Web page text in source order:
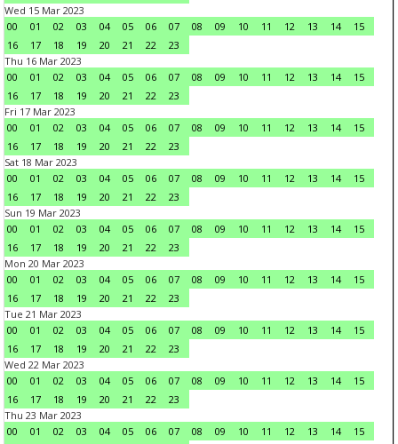
Wed 15 Mar 2023
00
01 02 03 04 05 06 07 08 09 10 11 12 13 14
15
16
17 18 19 20 21 22
23
Thu 16 Mar 2023
00
01 02 03 04 05 06 07 08 09 10 11 12 13 14
15
16
17 18 19 20 21 22
23
Fri 17 Mar 2023
00
01 02 03 04 05 06 07 08 09 10 11 12 13 14
15
16
17 18 19 20 21 22
23
Sat 18 Mar 2023
00
01 02 03 04 05 06 07 08 09 10 11 12 13 14
15
16
17 18 19 20 21 22
23
Sun 19 Mar 2023
00
01 02 03 04 05 06 07 08 09 10 11 12 13 14
15
16
17 18 19 20 21 22
23
Mon 20 Mar 2023
00
01 02 03 04 05 06 07 08 09 10 11 12 13 14
15
16
17 18 19 20 21 22
23
Tue 21 Mar 2023
00
01 02 03 04 05 06 07 08 09 10 11 12 13 14
15
16
17 18 19 20 21 22
23
Wed 22 Mar 2023
00
01 02 03 04 05 06 07 08 09 10 11 12 13 14
15
16
17 18 19 20 21 22
23
Thu 23 Mar 2023
00
01 02 03 04 05 06 07 08 09 10 11 12 13 14
15